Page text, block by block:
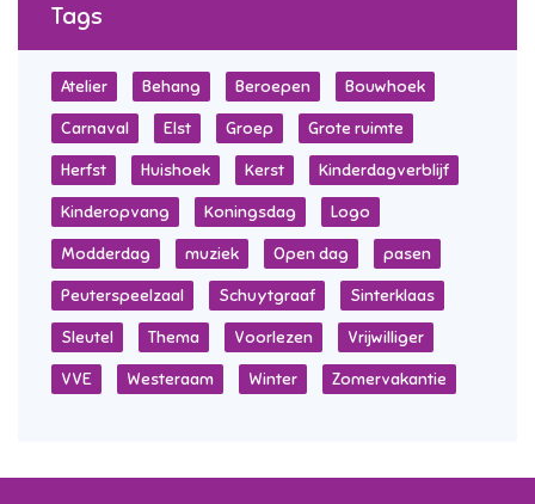
Tags
Atelier Behang Beroepen Bouwhoek
Carnaval Elst Groep Grote ruimte
Herfst Huishoek Kerst Kinderdagverblijf
Kinderopvang Koningsdag Logo
Modderdag muziek Open dag pasen
Peuterspeelzaal Schuytgraaf Sinterklaas
Sleutel Thema Voorlezen Vrijwilliger
VVE Westeraam Winter Zomervakantie